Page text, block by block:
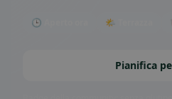
🕒 Aperto ora 🌤 Terrazza
Pianifica